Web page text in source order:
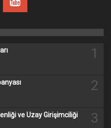
1
2
ve Uzay Girişimciliği
3